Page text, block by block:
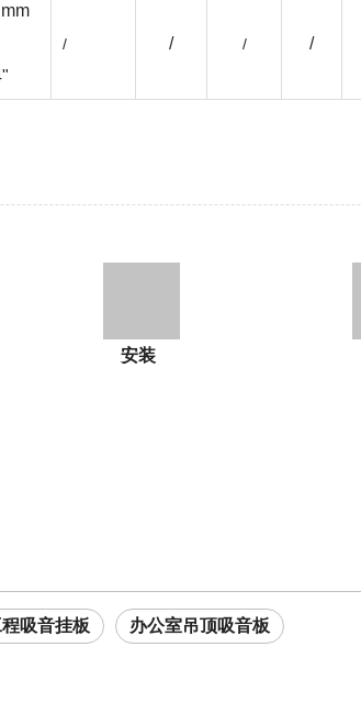
/ / / /
安装
吸音挂板 办公室吊顶吸音板